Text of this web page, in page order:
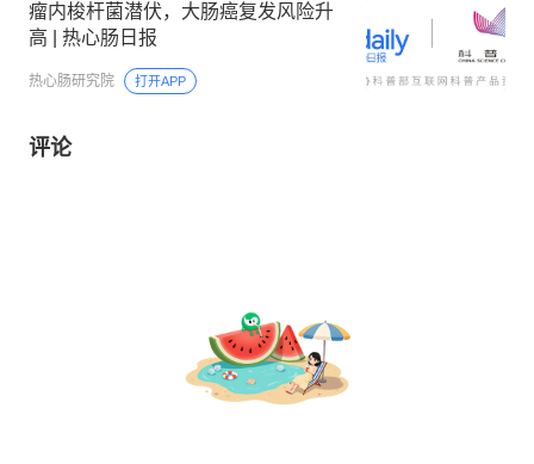
瘤内梭杆菌潜伏，大肠癌复发风险升
高 | 热心肠日报
热心肠研究院 打开APP
评论